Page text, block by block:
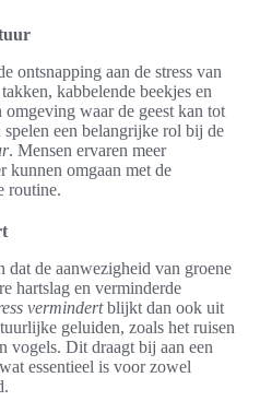
ontsnapping aan de stress van
kabbelende beekjes en
omgeving waar de geest kan tot
een belangrijke rol bij de
. Mensen ervaren meer
kunnen omgaan met de
routine.
dat de aanwezigheid van groene
hartslag en verminderde
vermindertblijkt dan ook uit
geluiden, zoals het ruisen
vogels. Dit draagt bij aan een
essentieel is voor zowel